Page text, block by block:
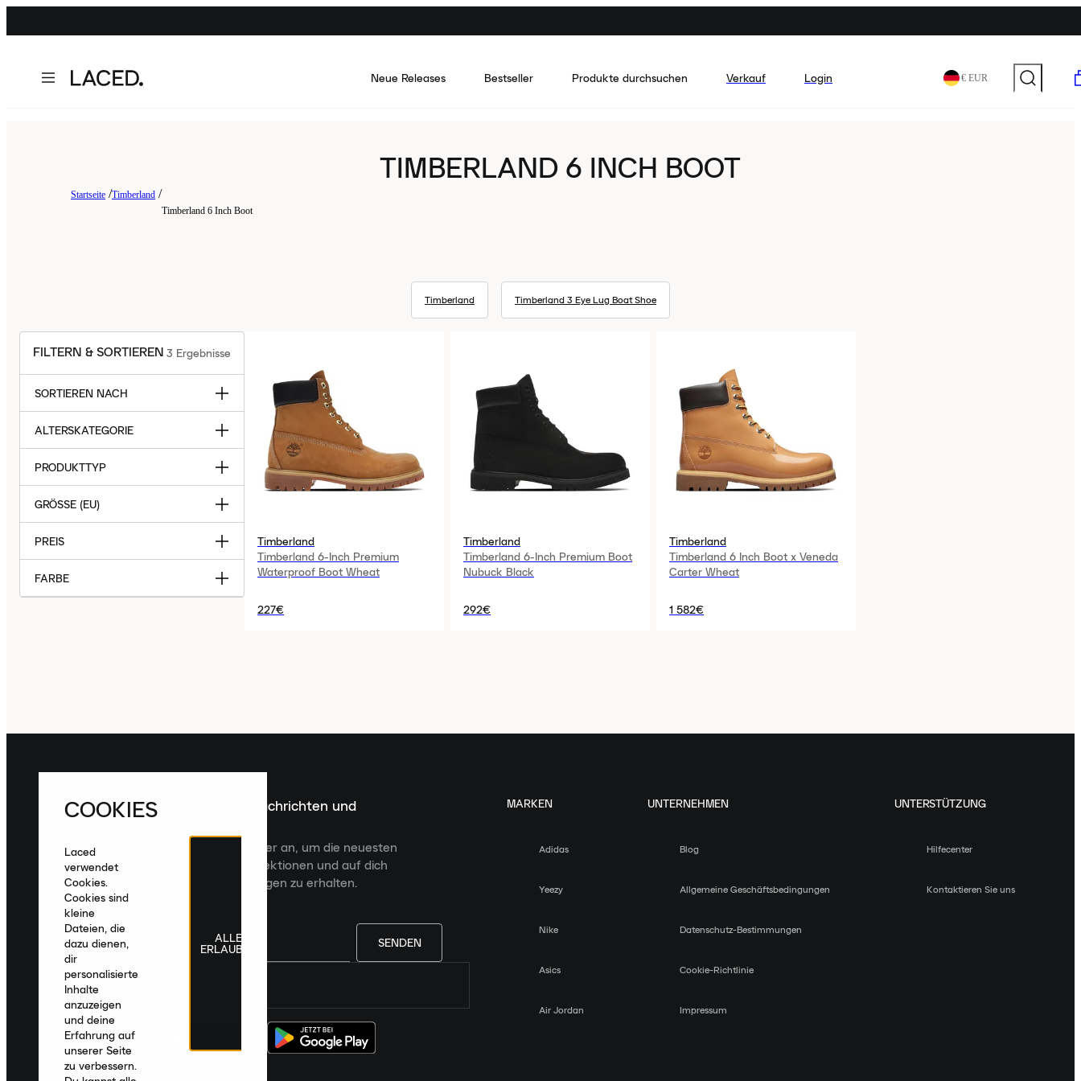
Neue Releases Bestseller Produkte durchsuchen Verkauf Login € EUR
TIMBERLAND 6 INCH BOOT
Startseite Timberland
Timberland 6 Inch Boot
Timberland Timberland 3 Eye Lug Boat Shoe
FILTERN & SORTIEREN 3 Ergebnisse
SORTIEREN NACH
ALTERSKATEGORIE
PRODUKTTYP
GRÖSSE (EU)
PREIS
FARBE
Timberland
Timberland 6-Inch Premium
Waterproof Boot Wheat
227€
Timberland
Timberland 6-Inch Premium Boot
Nubuck Black
292€
Timberland
Timberland 6 Inch Boot x Veneda
Carter Wheat
1 582€
Melde dich für die neuesten Nachrichten und
Veröffentlichungen an
Melde dich für den Laced Newsletter an, um die neuesten
Veröffentlichungen, kuratierte Kollektionen und auf dich
zugeschnittene Produktempfehlungen zu erhalten.
SENDEN
MARKEN
Adidas
Yeezy
Nike
Asics
Air Jordan
UNTERNEHMEN
Blog
Allgemeine Geschäftsbedingungen
Datenschutz-Bestimmungen
Cookie-Richtlinie
Impressum
UNTERSTÜTZUNG
Hilfecenter
Kontaktieren Sie uns
COOKIES
Laced
verwendet
Cookies.
Cookies sind
kleine
Dateien, die
dazu dienen,
dir
personalisierte
Inhalte
anzuzeigen
und deine
Erfahrung auf
unserer Seite
zu verbessern.
ALLE
ERLAUBEN